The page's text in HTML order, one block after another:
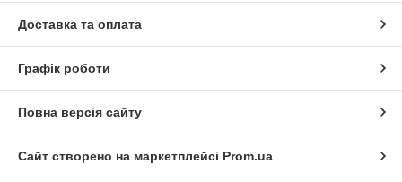
Доставка та оплата
Графік роботи
Повна версія сайту
Сайт створено на маркетплейсі Prom.ua